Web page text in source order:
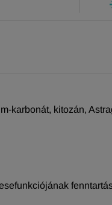
karbonát, kitozán,